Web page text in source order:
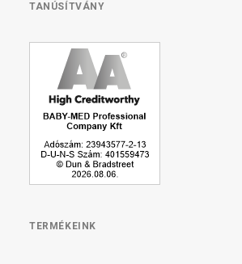
TANÚSÍTVÁNY
TERMÉKEINK